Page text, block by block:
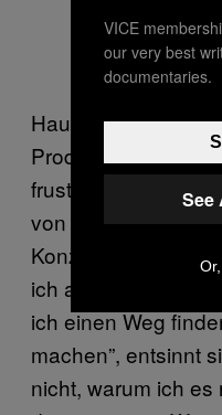
Hauffs Sprung
Produzieren kam
frustrierender,
von Software-
Konzept brachten.
ich an einen Punkt,
ich einen Weg
machen”, entsinnt
nicht, warum ich
VICE
our very best
documentaries.
See